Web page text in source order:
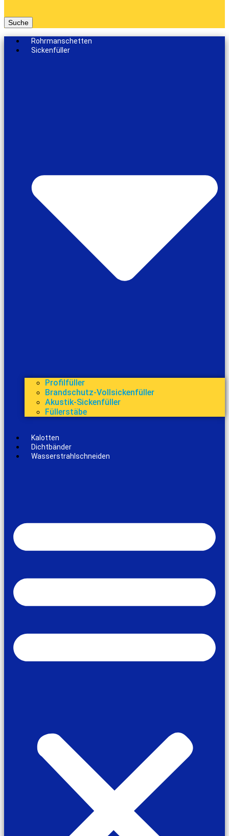
Suche
Rohrmanschetten
Sickenfüller
Profilfüller
Brandschutz-Vollsickenfüller
Akustik-Sickenfüller
Füllerstäbe
Kalotten
Dichtbänder
Wasserstrahlschneiden